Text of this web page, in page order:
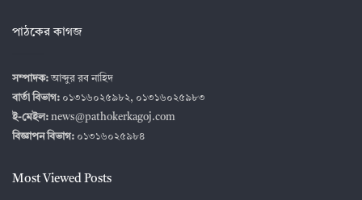
পাঠকের কাগজ
সম্পাদক:আব্দুর রব নাহিদ
বার্তা বিভাগ: ০১৩১৬০২৫৯৮২, ০১৩১৬০২৫৯৮৩
ই-মেইল: news@pathokerkagoj.com
বিজ্ঞাপন বিভাগ: ০১৩১৬০২৫৯৮৪
Most Viewed Posts